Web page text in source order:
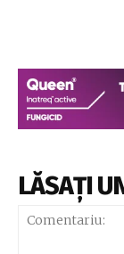
LĂSAȚI